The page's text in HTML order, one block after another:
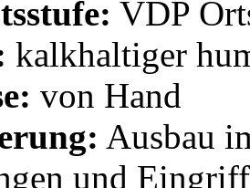
VDP
kalkhaltiger
von Hand
Ausbau
und